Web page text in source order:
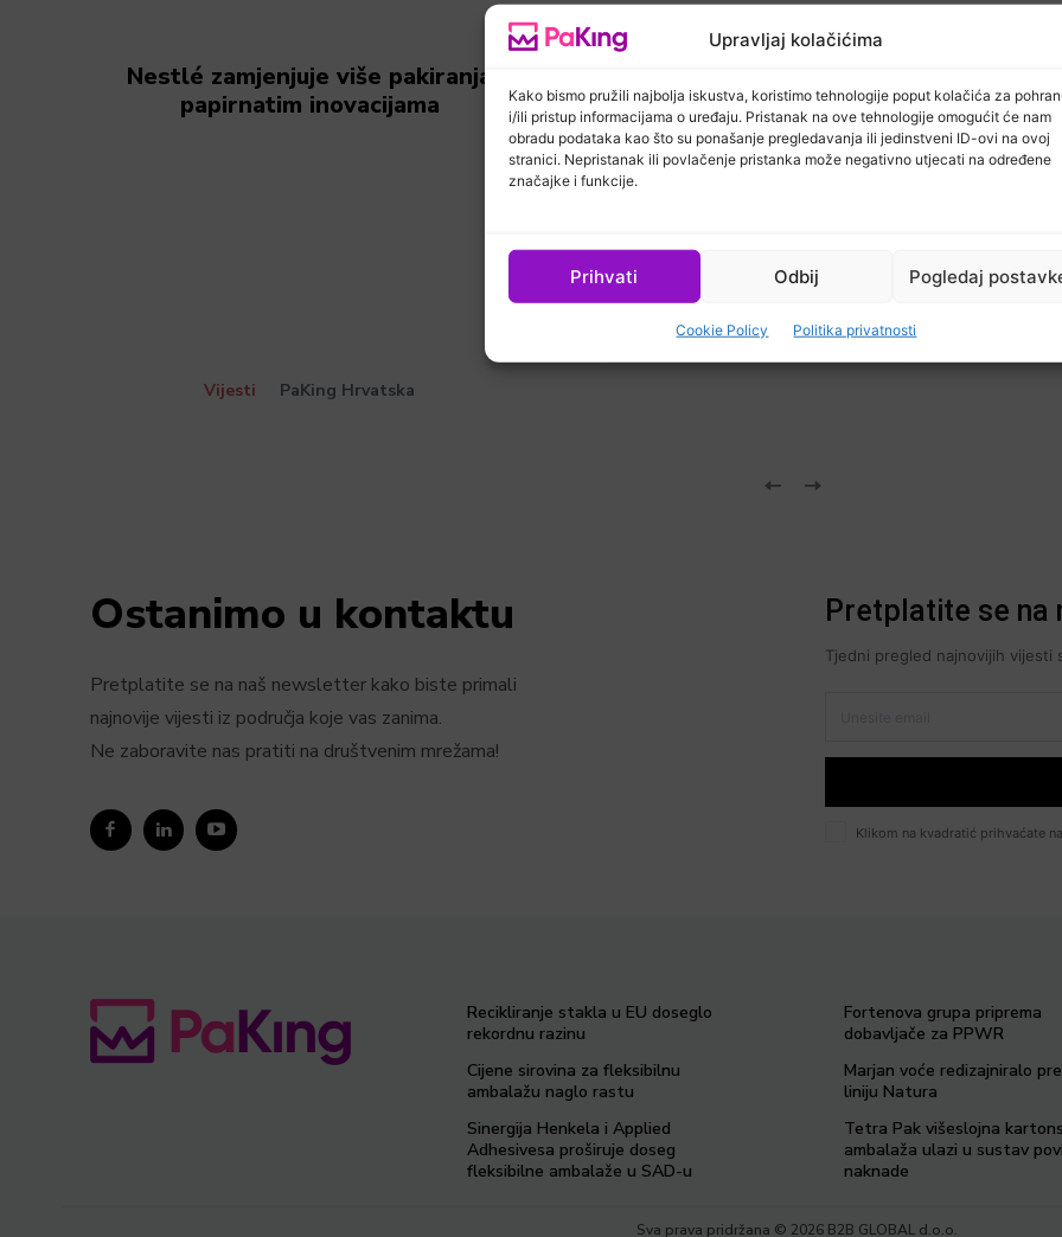
Upravljaj kolačićima
Kako bismo pružili najbolja iskustva, koristimo tehnologije poput kolačića za
i/ili pristup informacijama o uređaju. Pristanak na ove tehnologije omogućit će nam
obradu podataka kao što su ponašanje pregledavanja ili jedinstveni ID-ovi na ovoj
stranici. Nepristanak ili povlačenje pristanka može negativno utjecati na određene
značajke i funkcije.
Prihvati Odbij Pogledaj
Cookie Policy Politika privatnosti
Nestlé zamjenjuje više pakiranja
papirnatim inovacijama
Vijesti PaKing Hrvatska
Ostanimo u kontaktu
Pretplatite se na naš newsletter kako biste primali
najnovije vijesti iz područja koje vas zanima.
Ne zaboravite nas pratiti na društvenim mrežama!
Pretplatite se na
Tjedni pregled najnovijih
Klikom na kvadratić prihvaćate
Recikliranje stakla u EU doseglo
rekordnu razinu
Cijene sirovina za fleksibilnu
ambalažu naglo rastu
Sinergija Henkela i Applied
Adhesivesa proširuje doseg
fleksibilne ambalaže u SAD-u
Fortenova grupa priprema
dobavljače za PPWR
Marjan voće redizajniralo
liniju Natura
Tetra Pak višeslojna
ambalaža ulazi u sustav
naknade
Sva prava pridržana © 2026 B2B GLOBAL d.o.o.